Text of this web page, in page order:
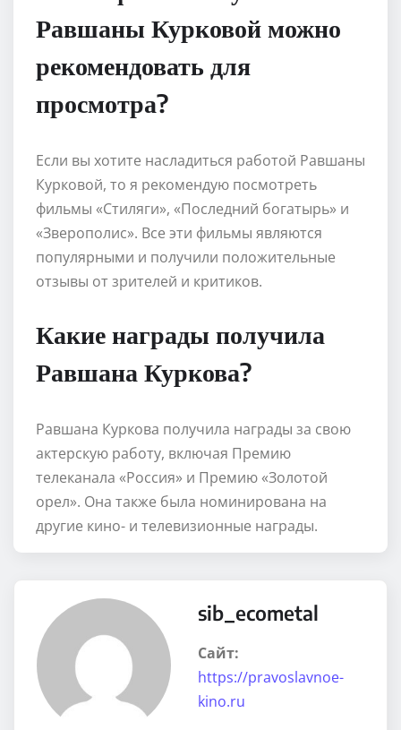
Равшаны Курковой можно
рекомендовать для
просмотра?
Если вы хотите насладиться работой Равшаны
Курковой, то я рекомендую посмотреть
фильмы «Стиляги», «Последний богатырь» и
«Зверополис». Все эти фильмы являются
популярными и получили положительные
отзывы от зрителей и критиков.
Какие награды получила
Равшана Куркова?
Равшана Куркова получила награды за свою
актерскую работу, включая Премию
телеканала «Россия» и Премию «Золотой
орел». Она также была номинирована на
другие кино- и телевизионные награды.
sib_ecometal
Сайт:
https://pravoslavnoe-
kino.ru